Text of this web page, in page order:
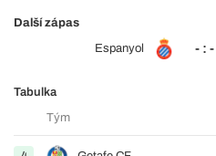
Další zápas
Espanyol
- : -
Tabulka
Tým